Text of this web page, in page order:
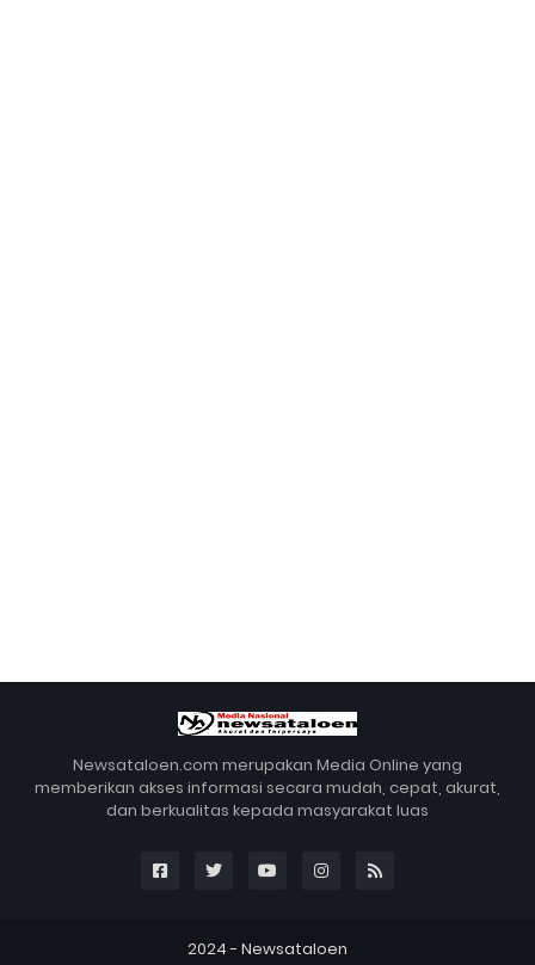
Newsataloen.com merupakan Media Online yang
memberikan akses informasi secara mudah, cepat, akurat,
dan berkualitas kepada masyarakat luas
2024 - Newsataloen